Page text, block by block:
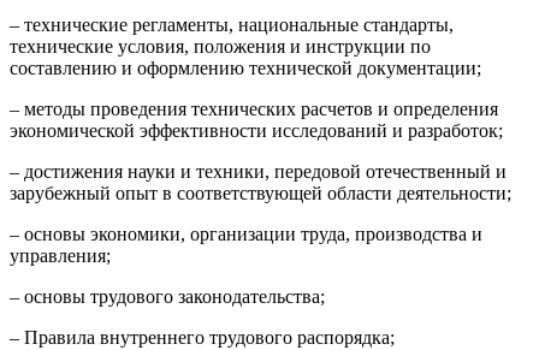
– технические регламенты, национальные стандарты,
технические условия, положения и инструкции по
составлению и оформлению технической документации;
– методы проведения технических расчетов и определения
экономической эффективности исследований и разработок;
– достижения науки и техники, передовой отечественный и
зарубежный опыт в соответствующей области деятельности;
– основы экономики, организации труда, производства и
управления;
– основы трудового законодательства;
– Правила внутреннего трудового распорядка;